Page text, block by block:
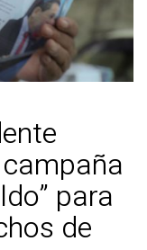
para
de